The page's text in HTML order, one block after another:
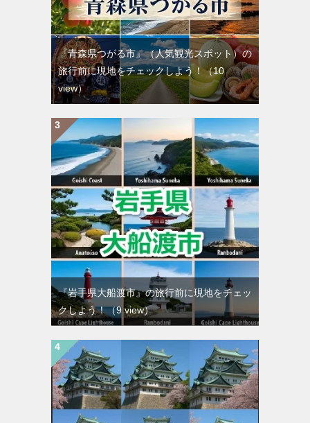
『青森県つがる市』（人気観光スポット）の
旅行前に現地をチェックしよう！（10
view）
『岩手県大船渡市』の旅行前に現地をチェッ
クしよう！（9 view）